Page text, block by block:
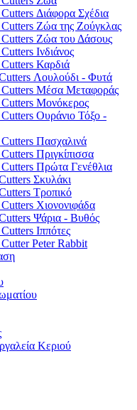
Διάφορα Σχέδια
Ζώα της Ζούγκλας
Ζώα του Δάσους
Ινδιάνος
Καρδιά
Λουλούδι - Φυτά
Μέσα Μεταφοράς
Μονόκερος
Ουράνιο Τόξο -
Πασχαλινά
Πριγκίπισσα
Πρώτα Γενέθλια
Σκυλάκι
Τροπικό
Χιονονιφάδα
Ψάρια - Βυθός
Ιππότες
Peter Rabbit
Κεριού